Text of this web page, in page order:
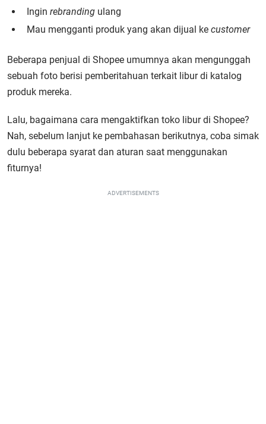
Ingin rebranding ulang
Mau mengganti produk yang akan dijual ke customer
Beberapa penjual di Shopee umumnya akan mengunggah
sebuah foto berisi pemberitahuan terkait libur di katalog
produk mereka.
Lalu, bagaimana cara mengaktifkan toko libur di Shopee?
Nah, sebelum lanjut ke pembahasan berikutnya, coba simak
dulu beberapa syarat dan aturan saat menggunakan
fiturnya!
ADVERTISEMENTS